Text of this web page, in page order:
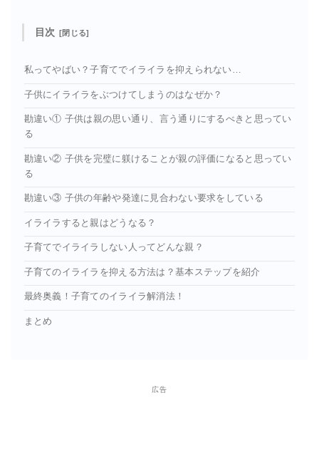
目次
私ってやばい？子育てでイライラを抑えられない…
子供にイライラをぶつけてしまうのはなぜか？
勘違い① 子供は親の思い通り、言う通りにするべきと思ってい
る
勘違い② 子供を完璧に躾けることが親の評価になると思ってい
る
勘違い③ 子供の年齢や発達に見合わない要求をしている
イライラすると親はどうなる？
子育てでイライラしない人ってどんな親？
子育てのイライラを抑える方法は？基本ステップを紹介
最終奥義！子育てのイライラ解消法！
まとめ
広告